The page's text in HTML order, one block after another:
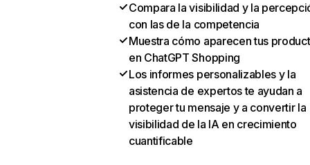
Compara la visibilidad y la
con las de la competencia
Muestra cómo aparecen tus
en ChatGPT Shopping
Los informes personalizables y la
asistencia de expertos te ayudan a
proteger tu mensaje y a convertir la
visibilidad de la IA en crecimiento
cuantificable